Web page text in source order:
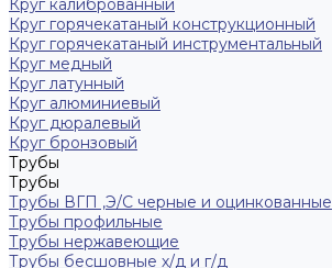
Круг калиброванный
Круг горячекатаный конструкционный
Круг горячекатаный инструментальный
Круг медный
Круг латунный
Круг алюминиевый
Круг дюралевый
Круг бронзовый
Трубы
Трубы
Трубы ВГП ,Э/С черные и оцинкованные
Трубы профильные
Трубы нержавеющие
Трубы бесшовные х/д и г/д